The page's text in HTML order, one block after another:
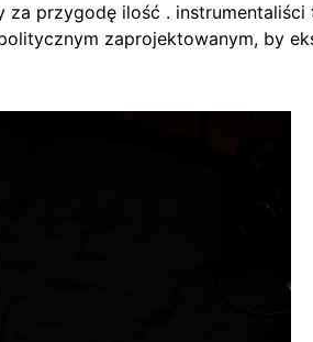
przygodę ilość .
zaprojektowanym, by